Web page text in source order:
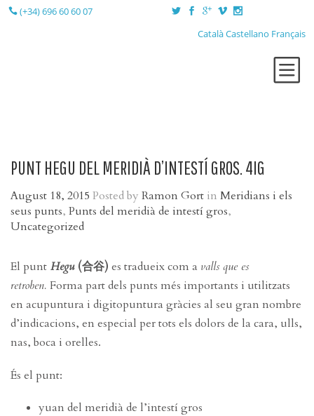
(+34) 696 60 60 07
CatalàCastellano Français
LA CONSULTA
BLOG
CONTACTE
PUNT HEGU DEL MERIDIÀ D’INTESTÍ GROS. 4IG
August 18, 2015 Posted by Ramon Gort in Meridians i els
seus punts, Punts del meridià de intestí gros,
Uncategorized
El punt Hegu (合谷) es tradueix com a valls que es
retroben. Forma part dels punts més importants i utilitzats
en acupuntura i digitopuntura gràcies al seu gran nombre
d’indicacions, en especial per tots els dolors de la cara, ulls,
nas, boca i orelles.
És el punt:
yuan del meridià de l’intestí gros